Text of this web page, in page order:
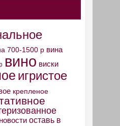
700-1500 р вина
вино виски
игристое
крепленое
новости оставь в